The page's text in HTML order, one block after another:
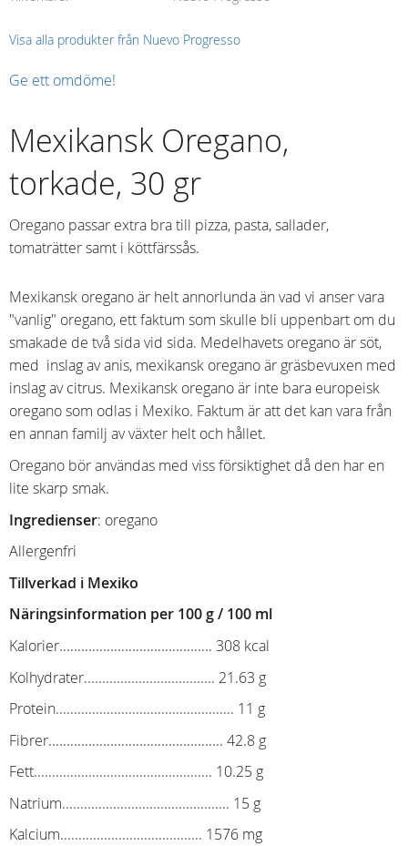
Visa alla produkter från Nuevo Progresso
Ge ett omdöme!
Mexikansk Oregano,
torkade, 30 gr
Oregano passar extra bra till pizza, pasta, sallader,
tomaträtter samt i köttfärssås.
Mexikansk oregano är helt annorlunda än vad vi anser vara
"vanlig" oregano, ett faktum som skulle bli uppenbart om du
smakade de två sida vid sida. Medelhavets oregano är söt,
med inslag av anis, mexikansk oregano är gräsbevuxen med
inslag av citrus. Mexikansk oregano är inte bara europeisk
oregano som odlas i Mexiko. Faktum är att det kan vara från
en annan familj av växter helt och hållet.
Oregano bör användas med viss försiktighet då den har en
lite skarp smak.
Ingredienser: oregano
Allergenfri
Tillverkad i Mexiko
Näringsinformation per 100 g / 100 ml
Kalorier.......................................... 308 kcal
Kolhydrater.................................... 21.63 g
Protein................................................. 11 g
Fibrer................................................ 42.8 g
Fett................................................. 10.25 g
Natrium.............................................. 15 g
Kalcium....................................... 1576 mg